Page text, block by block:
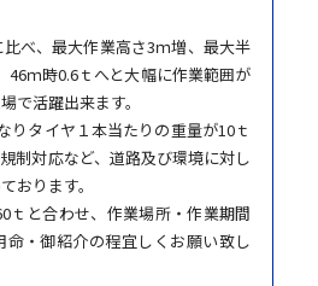
べ、最大作業高さ3ｍ増、最大半
46ｍ時0.6ｔへと大幅に作業範囲が
で活躍出来ます。
りタイヤ１本当たりの重量が10ｔ
制対応など、道路及び環境に対し
おります。
ｔと合わせ、作業場所・作業期間
命・御紹介の程宜しくお願い致し